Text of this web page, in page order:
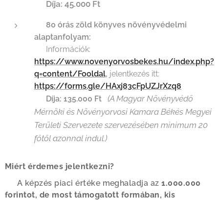
Díja: 45.000 Ft
80 órás zöld könyves növényvédelmi
alaptanfolyam:
📌 Információk:
https://www.novenyorvosbekes.hu/index.php?
q=content/Fooldal, jelentkezés itt:
https://forms.gle/HAxj83cFpUZJrXzq8
Díja: 135.000 Ft (A Magyar Növényvédő
Mérnöki és Növényorvosi Kamara Békés Megyei
Területi Szervezete szervezésében minimum 20
főtől azonnal indul.)
Miért érdemes jelentkezni?
💰 A képzés piaci értéke meghaladja az1.000.000
forintot, de most támogatott formában, kis